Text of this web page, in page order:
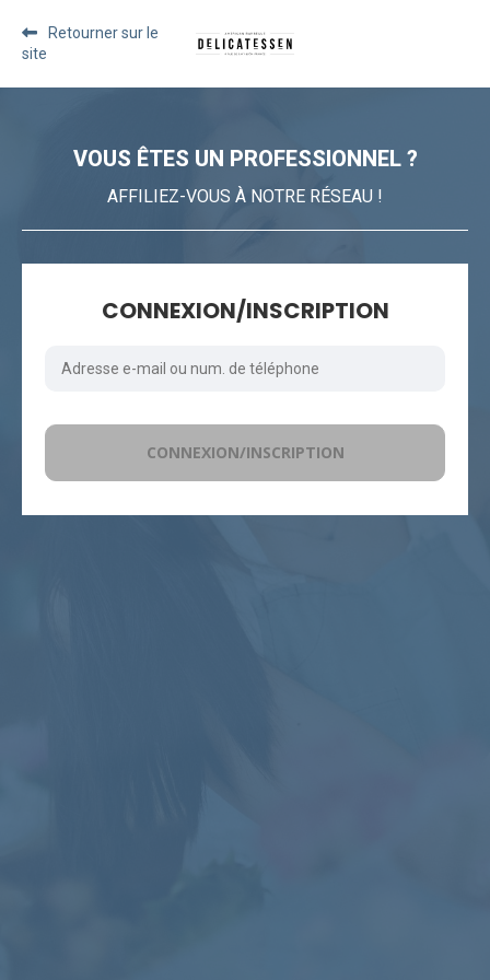
Retourner sur le
site
VOUS ÊTES UN PROFESSIONNEL ?
AFFILIEZ-VOUS À NOTRE RÉSEAU !
CONNEXION/INSCRIPTION
CONNEXION/INSCRIPTION